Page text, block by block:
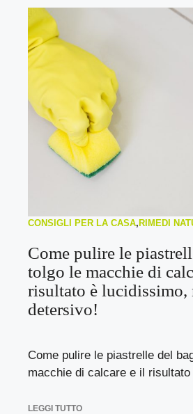
CONSIGLI PER LA CASA,RIMEDI
Come pulire le
tolgo le macchie di
risultato è lucidissimo,
detersivo!
Come pulire le piastrelle del
macchie di calcare e il risultato
LEGGI TUTTO